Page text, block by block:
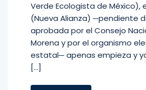
Verde Ecologista de México),
(Nueva Alianza) ─pendiente
aprobada por el Consejo
Morena y por el organismo
estatal─ apenas empieza y
[…]